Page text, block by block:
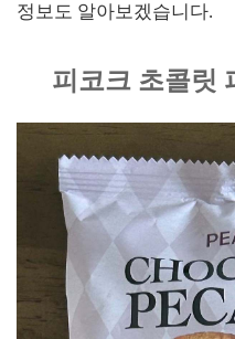
정보도 알아보겠습니다.
피코크 초콜릿